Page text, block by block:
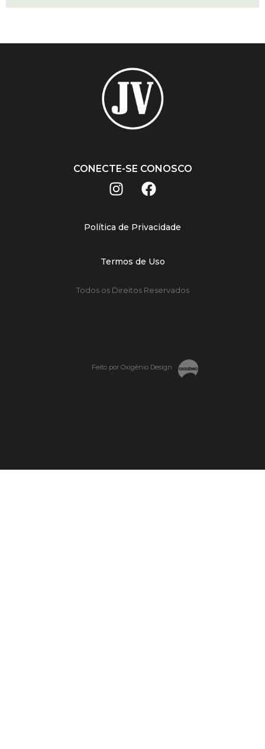
CONECTE-SE CONOSCO
Política de Privacidade
Termos de Uso
Todos os Direitos Reservados
Feito por Oxigênio Design